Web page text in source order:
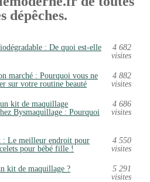
dépêches.
: De quoi est-elle
4 682
visites
marché : Pourquoi vous ne
sur votre routine beauté
4 882
visites
kit de maquillage
Bysmaquillage : Pourquoi
4 686
visites
: Le meilleur endroit pour
pour bébé fille !
4 550
visites
kit de maquillage ?
5 291
visites